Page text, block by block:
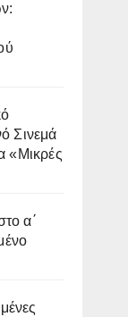
Σινεμά
«Μικρές
α΄